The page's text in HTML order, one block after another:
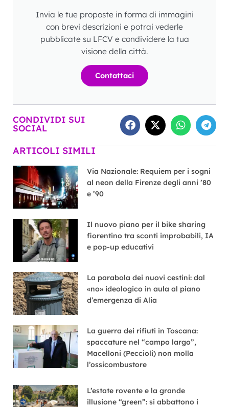
Invia le tue proposte in forma di immagini
con brevi descrizioni e potrai vederle
pubblicate su LFCV e condividere la tua
visione della città.
Contattaci
CONDIVIDI SUI
SOCIAL
ARTICOLI SIMILI
Via Nazionale: Requiem per i sogni
al neon della Firenze degli anni ’80
e ’90
Il nuovo piano per il bike sharing
fiorentino tra sconti improbabili, IA
e pop-up educativi
La parabola dei nuovi cestini: dal
«no» ideologico in aula al piano
d’emergenza di Alia
La guerra dei rifiuti in Toscana:
spaccature nel “campo largo”,
Macelloni (Peccioli) non molla
l’ossicombustore
L’estate rovente e la grande
illusione “green”: si abbattono i